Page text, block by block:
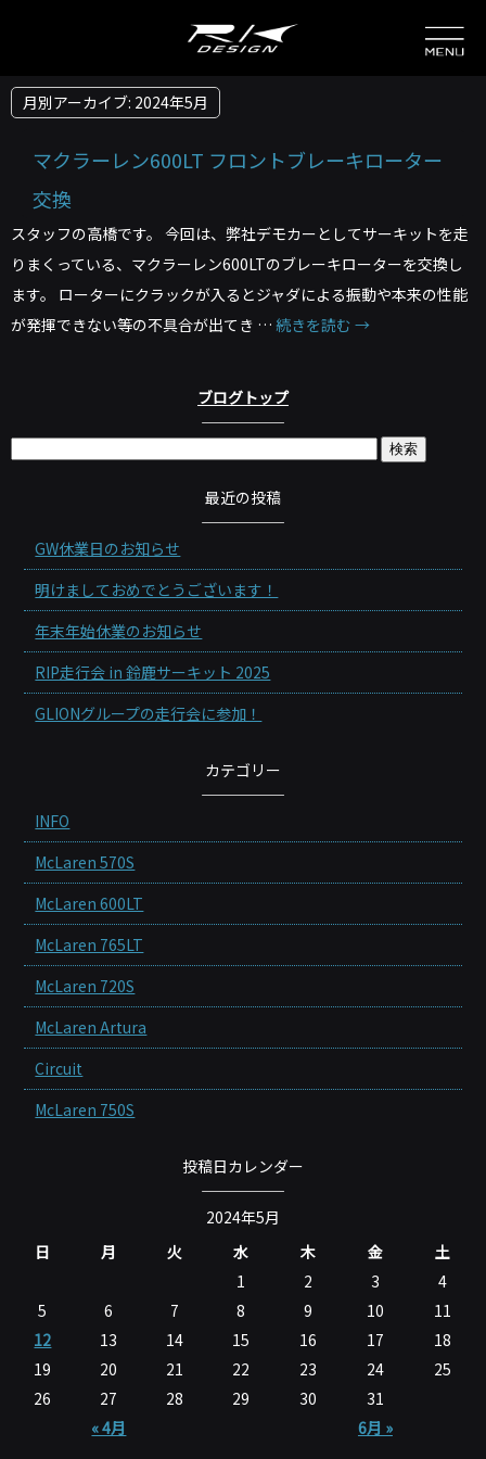
月別アーカイブ: 2024年5月
マクラーレン600LT フロントブレーキローター
交換
スタッフの高橋です。 今回は、弊社デモカーとしてサーキットを走
りまくっている、マクラーレン600LTのブレーキローターを交換し
ます。 ローターにクラックが入るとジャダによる振動や本来の性能
が発揮できない等の不具合が出てき … 続きを読む →
ブログトップ
最近の投稿
GW休業日のお知らせ
明けましておめでとうございます！
年末年始休業のお知らせ
RIP走行会 in 鈴鹿サーキット 2025
GLIONグループの走行会に参加！
カテゴリー
INFO
McLaren 570S
McLaren 600LT
McLaren 765LT
McLaren 720S
McLaren Artura
Circuit
McLaren 750S
投稿日カレンダー
2024年5月
日
月 火 水 木 金 土
« 4月 6月 »
1 2 3
4
5
6 7 8 9 10
11
12
13 14 15 16 17
18
19
20 21 22 23 24
25
26
27 28 29 30 31